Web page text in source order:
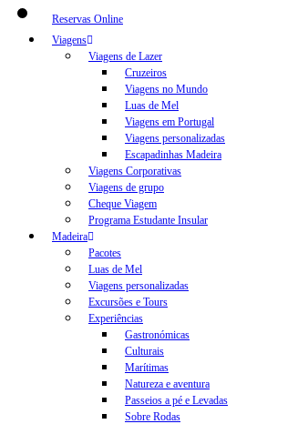
Reservas Online
Viagens
Viagens de Lazer
Cruzeiros
Viagens no Mundo
Luas de Mel
Viagens em Portugal
Viagens personalizadas
Escapadinhas Madeira
Viagens Corporativas
Viagens de grupo
Cheque Viagem
Programa Estudante Insular
Madeira
Pacotes
Luas de Mel
Viagens personalizadas
Excursões e Tours
Experiências
Gastronómicas
Culturais
Marítimas
Natureza e aventura
Passeios a pé e Levadas
Sobre Rodas